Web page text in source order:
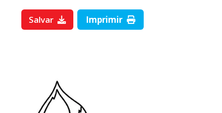
Salvar Imprimir